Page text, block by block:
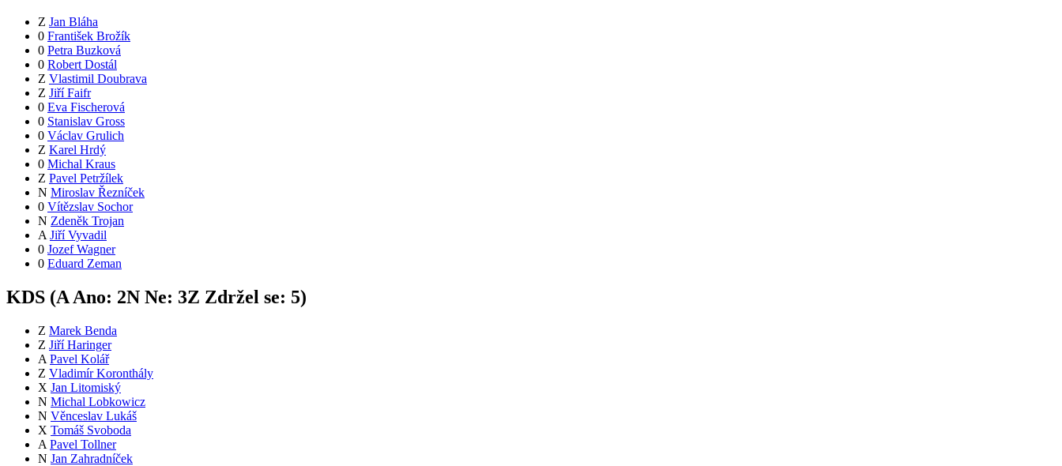
Z Jan Bláha
0 František Brožík
0 Petra Buzková
0 Robert Dostál
Z Vlastimil Doubrava
Z Jiří Faifr
0 Eva Fischerová
0 Stanislav Gross
0 Václav Grulich
Z Karel Hrdý
0 Michal Kraus
Z Pavel Petržílek
N Miroslav Řezníček
0 Vítězslav Sochor
N Zdeněk Trojan
A Jiří Vyvadil
0 Jozef Wagner
0 Eduard Zeman
KDS (A Ano: 2N Ne: 3Z Zdržel se: 5)
Z Marek Benda
Z Jiří Haringer
A Pavel Kolář
Z Vladimír Koronthály
X Jan Litomiský
N Michal Lobkowicz
N Věnceslav Lukáš
X Tomáš Svoboda
A Pavel Tollner
N Jan Zahradníček